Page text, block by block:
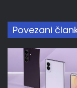
Povezani